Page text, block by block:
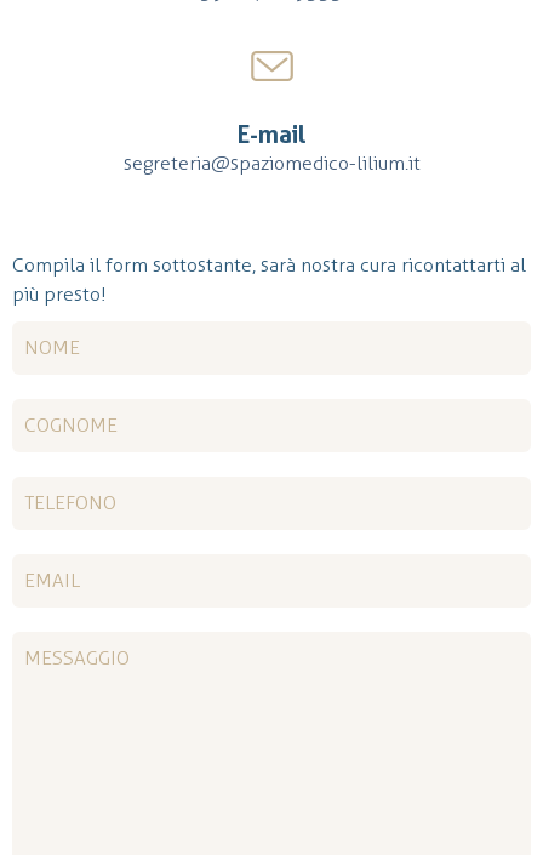
E-mail
segreteria@spaziomedico-lilium.it
Compila il form sottostante, sarà nostra cura ricontattarti al
più presto!